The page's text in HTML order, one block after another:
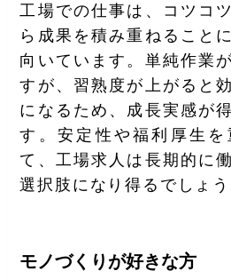
工場での仕事は、コツコ
ら成果を積み重ねること
向いています。単純作業
すが、習熟度が上がると
になるため、成長実感が
す。安定性や福利厚生を
て、工場求人は長期的に
選択肢になり得るでしょう
モノづくりが好きな方